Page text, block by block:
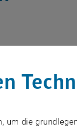
in
um die